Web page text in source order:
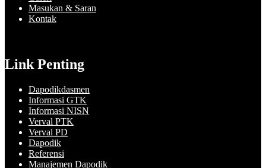
Masukan & Saran
Kontak
Link Penting
Dapodikdasmen
Informasi GTK
Informasi NISN
Verval PTK
Verval PD
Dapodik
Referensi
Manajemen Dapodik